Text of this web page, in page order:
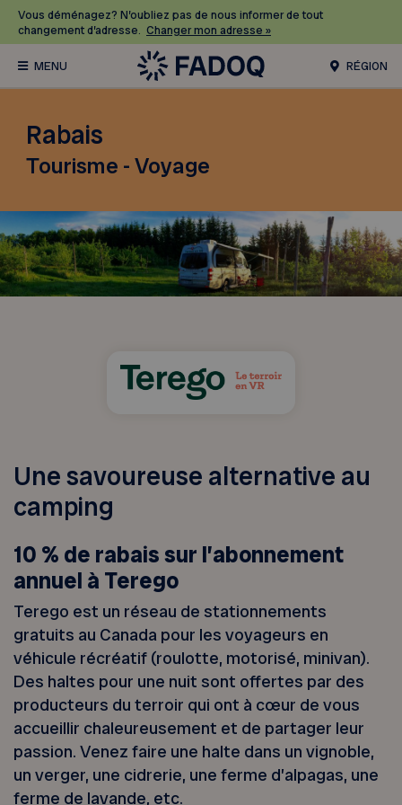
Vous déménagez? N’oubliez pas de nous informer de tout
changement d’adresse. Changer mon adresse »
RÉGION
Rabais
Tourisme - Voyage
Une savoureuse alternative au
camping
10 % de rabais sur l’abonnement
annuel à Terego
Terego est un réseau de stationnements
gratuits au Canada pour les voyageurs en
véhicule récréatif (roulotte, motorisé, minivan).
Des haltes pour une nuit sont offertes par des
producteurs du terroir qui ont à cœur de vous
accueillir chaleureusement et de partager leur
passion. Venez faire une halte dans un vignoble,
un verger, une cidrerie, une ferme d’alpagas, une
ferme de lavande, etc.